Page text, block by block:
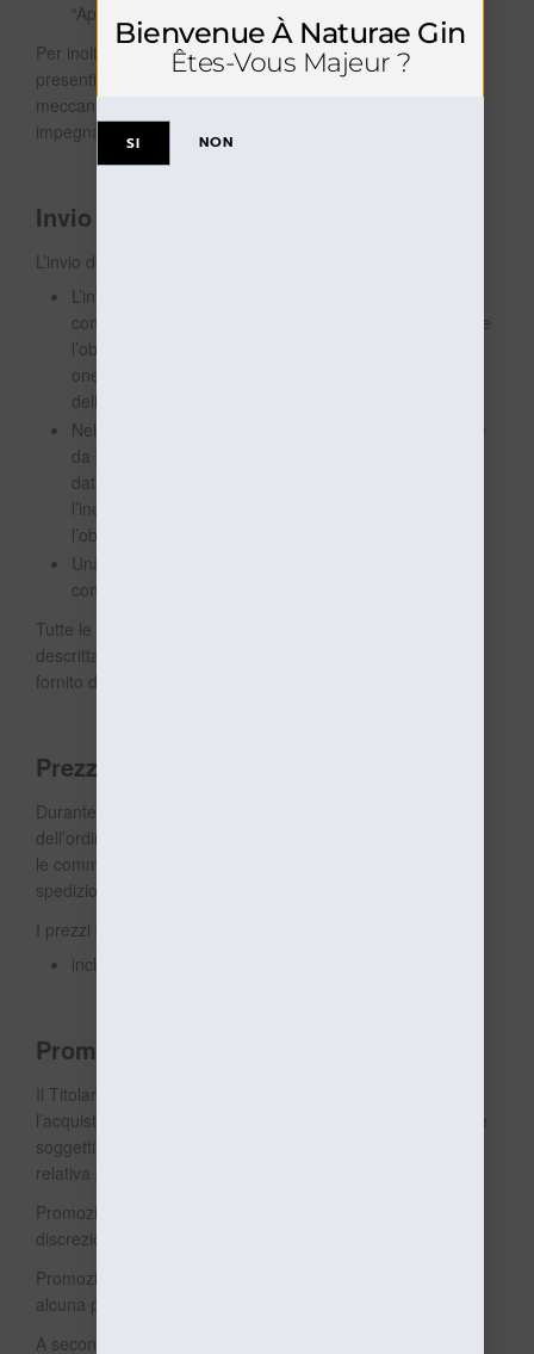
“ApplePay”, “Google Pay”, “Microsoft Pay”).
Per inoltrare l’ordine, gli Utenti sono tenuti ad accettare i
presenti Termini e ad utilizzare il rispettivo pulsante o
meccanismo su questa Applicazione, in tal modo,
impegnandosi a pagare il prezzo concordato.
Invio dell’ordine
L’invio dell’ordine comporta quanto segue:
L’invio dell’ordine da parte dell’utente determina la
conclusione del contratto e fa sorgere in capo all’Utente
l’obbligo di pagare prezzo, tasse ed eventuali ulteriori
oneri e spese, così come specificato nella pagina
dell’ordine.
Nel caso in cui il Prodotto acquistato richieda un'azione
da parte dell’Utente, come la fornitura di informazioni o
dati personali, specificazioni o richieste particolari,
l’inoltro dell’ordine costituisce in capo all’Utente anche
l’obbligo di collaborare di conseguenza.
Una volta inoltrato l’ordine, agli Utenti sarà inviata una
conferma di ricezione dell’ordine.
Tutte le notifiche relative alla procedura d’acquisto sopra
descritta saranno inviate all’indirizzo di posta elettronica
fornito dall’Utente a tal fine.
Prezzi
Durante la procedura d’acquisto e prima dell’inoltro
dell’ordine, gli Utenti vengono debitamente informati di tutte
le commissioni, tasse e costi (comprese eventuali spese di
spedizione) che saranno loro addebitati.
I prezzi su questa Applicazione:
includono tutte le commissioni, tasse e costi applicabili.
Promozioni e sconti
Il Titolare potrebbe offrire sconti o promozioni speciali per
l’acquisto dei Prodotti. Tali promozioni o sconti sono sempre
soggetti ai requisiti ed a termini e condizioni previste nella
relativa sezione di questa Applicazione.
Promozioni e offerte sono sempre concesse a sola
discrezione del Titolare.
Promozioni o sconti ripetuti o periodici non costituiscono
alcuna pretesa o diritto azionabili dagli Utenti in futuro.
A seconda dei casi, sconti e promozioni valgono per un
Bienvenue À Naturae Gin
Êtes-Vous Majeur ?
SI NON